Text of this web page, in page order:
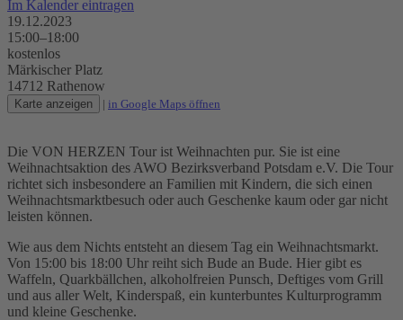
❄
❄
❄
❄
❄
Im Kalender eintragen
19.12.2023
15:00–18:00
kostenlos
Märkischer Platz
14712 Rathenow
Karte anzeigen | in Google Maps öffnen
Die VON HERZEN Tour ist Weihnachten pur. Sie ist eine
Weihnachtsaktion des AWO Bezirksverband Potsdam e.V. Die Tour
richtet sich insbesondere an Familien mit Kindern, die sich einen
Weihnachtsmarktbesuch oder auch Geschenke kaum oder gar nicht
leisten können.
Wie aus dem Nichts entsteht an diesem Tag ein Weihnachtsmarkt.
Von 15:00 bis 18:00 Uhr reiht sich Bude an Bude. Hier gibt es
Waffeln, Quarkbällchen, alkoholfreien Punsch, Deftiges vom Grill
und aus aller Welt, Kinderspaß, ein kunterbuntes Kulturprogramm
und kleine Geschenke.